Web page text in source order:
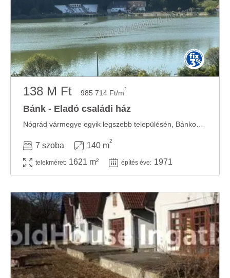
138 M Ft 985 714 Ft/m2
Bánk - Eladó családi ház
7 szoba 140 m
2
telekméret: 1621 m² építés éve: 1971